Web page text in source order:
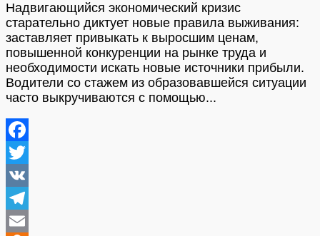
Надвигающийся экономический кризис
старательно диктует новые правила выживания:
заставляет привыкать к выросшим ценам,
повышенной конкуренции на рынке труда и
необходимости искать новые источники прибыли.
Водители со стажем из образовавшейся ситуации
часто выкручиваются с помощью...
Facebook
Twitter
VK
Telegram